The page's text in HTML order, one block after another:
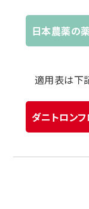
日本農薬の
適用表は下
ダニトロン